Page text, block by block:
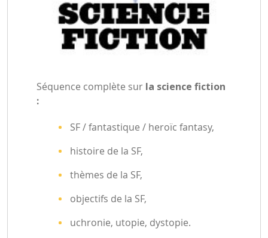
Séquence complète sur la science fiction
:
SF / fantastique / heroïc fantasy,
histoire de la SF,
thèmes de la SF,
objectifs de la SF,
uchronie, utopie, dystopie.